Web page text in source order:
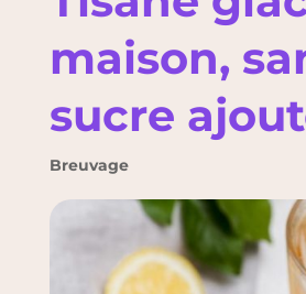
maison,
sucre
Breuvage